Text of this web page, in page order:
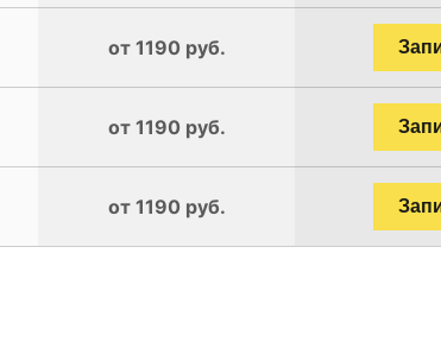
от 1190 руб.
от 1190 руб.
от 1190 руб.